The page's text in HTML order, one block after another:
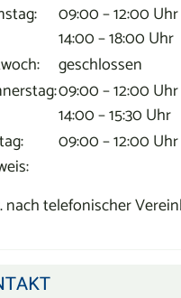
09:00 – 12:00 Uhr
14:00 – 18:00 Uhr
geschlossen
09:00 – 12:00 Uhr
14:00 – 15:30 Uhr
09:00 – 12:00 Uhr
nach telefonischer